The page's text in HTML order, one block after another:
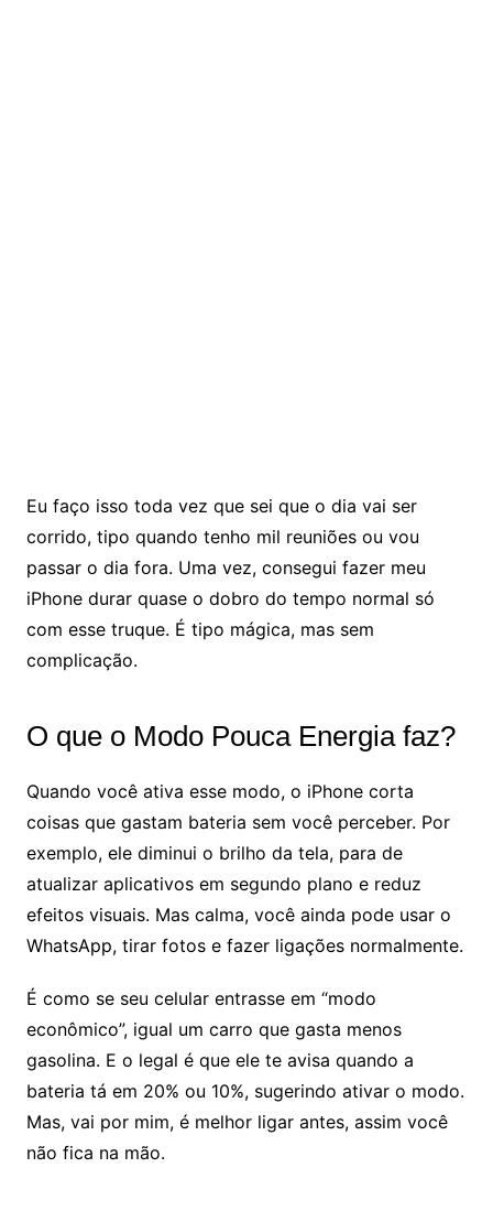
Eu faço isso toda vez que sei que o dia vai ser
corrido, tipo quando tenho mil reuniões ou vou
passar o dia fora. Uma vez, consegui fazer meu
iPhone durar quase o dobro do tempo normal só
com esse truque. É tipo mágica, mas sem
complicação.
O que o Modo Pouca Energia faz?
Quando você ativa esse modo, o iPhone corta
coisas que gastam bateria sem você perceber. Por
exemplo, ele diminui o brilho da tela, para de
atualizar aplicativos em segundo plano e reduz
efeitos visuais. Mas calma, você ainda pode usar o
WhatsApp, tirar fotos e fazer ligações normalmente.
É como se seu celular entrasse em “modo
econômico”, igual um carro que gasta menos
gasolina. E o legal é que ele te avisa quando a
bateria tá em 20% ou 10%, sugerindo ativar o modo.
Mas, vai por mim, é melhor ligar antes, assim você
não fica na mão.